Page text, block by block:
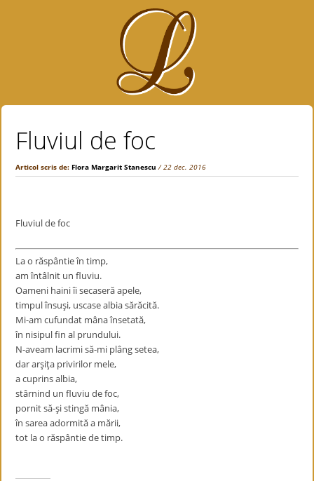
Fluviul de foc
Articol scris de:Flora Margarit Stanescu / 22 dec. 2016
Fluviul de foc
La o răspântie în timp,
am întâlnit un fluviu.
Oameni haini îi secaseră apele,
timpul însuşi, uscase albia sărăcită.
Mi-am cufundat mâna însetată,
în nisipul fin al prundului.
N-aveam lacrimi să-mi plâng setea,
dar arşiţa privirilor mele,
a cuprins albia,
stârnind un fluviu de foc,
pornit să-şi stingă mânia,
în sarea adormită a mării,
tot la o răspântie de timp.